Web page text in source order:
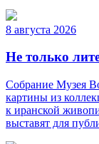
8 августа 2026
Не только
Собрание Музея
картины из
к иранской
выставят для